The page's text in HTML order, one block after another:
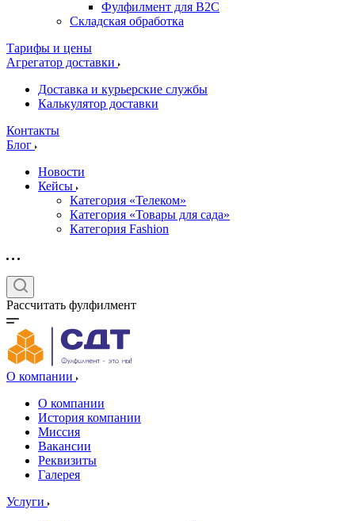
Фулфилмент для B2C
Складская обработка
Тарифы и цены
Агрегатор доставки
Доставка и курьерские службы
Калькулятор доставки
Контакты
Блог
Новости
Кейсы
Категория «Телеком»
Категория «Товары для сада»
Категория Fashion
Рассчитать фулфилмент
О компании
О компании
История компании
Миссия
Вакансии
Реквизиты
Галерея
Услуги